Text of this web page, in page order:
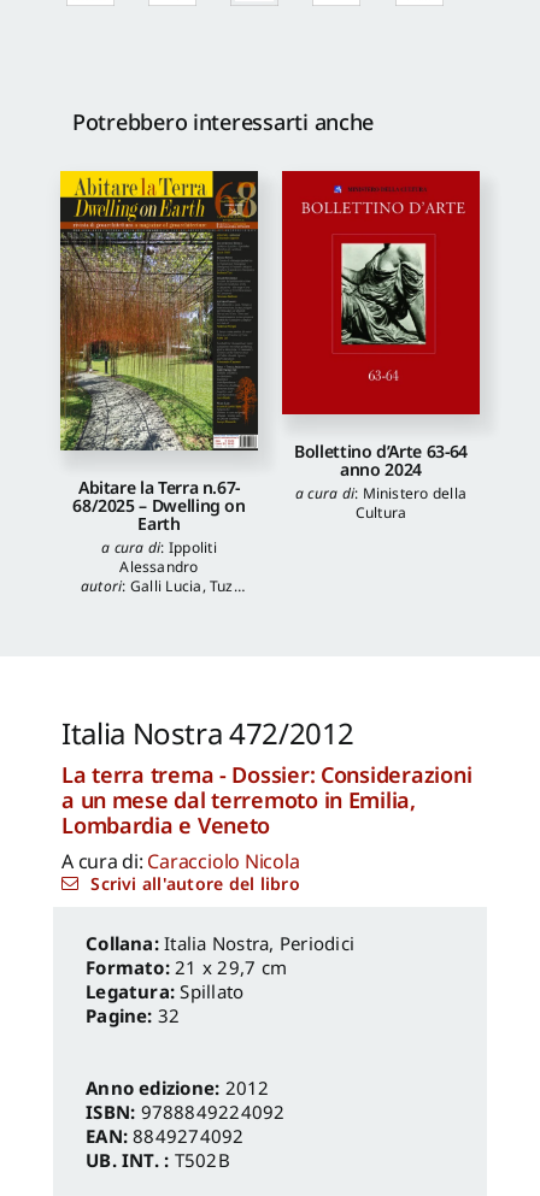
Potrebbero interessarti anche
Abitare la Terra n.67-
68/2025 – Dwelling on
Earth
a cura di: Ippoliti
Alessandro
autori: Galli Lucia,Tuzi
Bollettino d’Arte 63-64
anno 2024
a cura di: Ministero della
Cultura
Italia Nostra 472/2012
La terra trema - Dossier: Considerazioni
a un mese dal terremoto in Emilia,
Lombardia e Veneto
A cura di: Caracciolo Nicola
Scrivi all'autore del libro
Italia Nostra, Periodici
Formato:21 x 29,7 cm
Legatura:Spillato
Pagine: 32
Anno edizione: 2012
ISBN: 9788849224092
EAN:8849274092
UB. INT. : T502B